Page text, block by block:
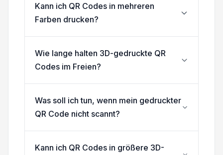
Kann ich QR Codes in mehreren
Farben drucken?
Wie lange halten 3D-gedruckte QR
Codes im Freien?
Was soll ich tun, wenn mein gedruckter
QR Code nicht scannt?
Kann ich QR Codes in größere 3D-